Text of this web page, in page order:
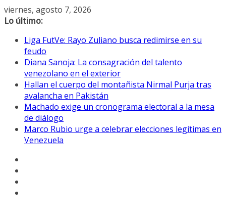
Saltar
al
viernes, agosto 7, 2026
Lo último:
Liga FutVe: Rayo Zuliano busca redimirse en su
feudo
Diana Sanoja: La consagración del talento
venezolano en el exterior
Hallan el cuerpo del montañista Nirmal Purja tras
avalancha en Pakistán
Machado exige un cronograma electoral a la mesa
de diálogo
Marco Rubio urge a celebrar elecciones legítimas en
Venezuela